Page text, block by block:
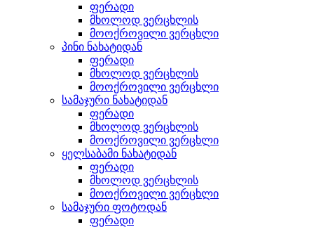
ფერადი
მხოლოდ ვერცხლის
მოოქროვილი ვერცხლი
პინი ნახატიდან
ფერადი
მხოლოდ ვერცხლის
მოოქროვილი ვერცხლი
სამაჯური ნახატიდან
ფერადი
მხოლოდ ვერცხლის
მოოქროვილი ვერცხლი
ყელსაბამი ნახატიდან
ფერადი
მხოლოდ ვერცხლის
მოოქროვილი ვერცხლი
სამაჯური ფოტოდან
ფერადი